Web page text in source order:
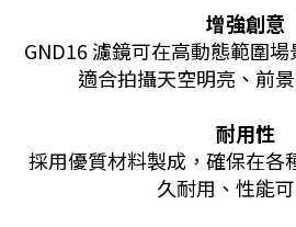
增強創意
GND16 濾鏡可在高動態範圍
適合拍攝天空明亮、前
耐用性
採用優質材料製成，確保在各
久耐用、性能可